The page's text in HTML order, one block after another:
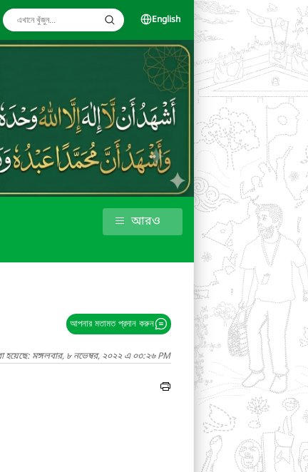
English
আরও
আপনার মতামত প্রদান করুন
হয়েছে: মঙ্গলবার, ৮ নভেম্বর, ২০২২ এ ০৩:২৬ PM